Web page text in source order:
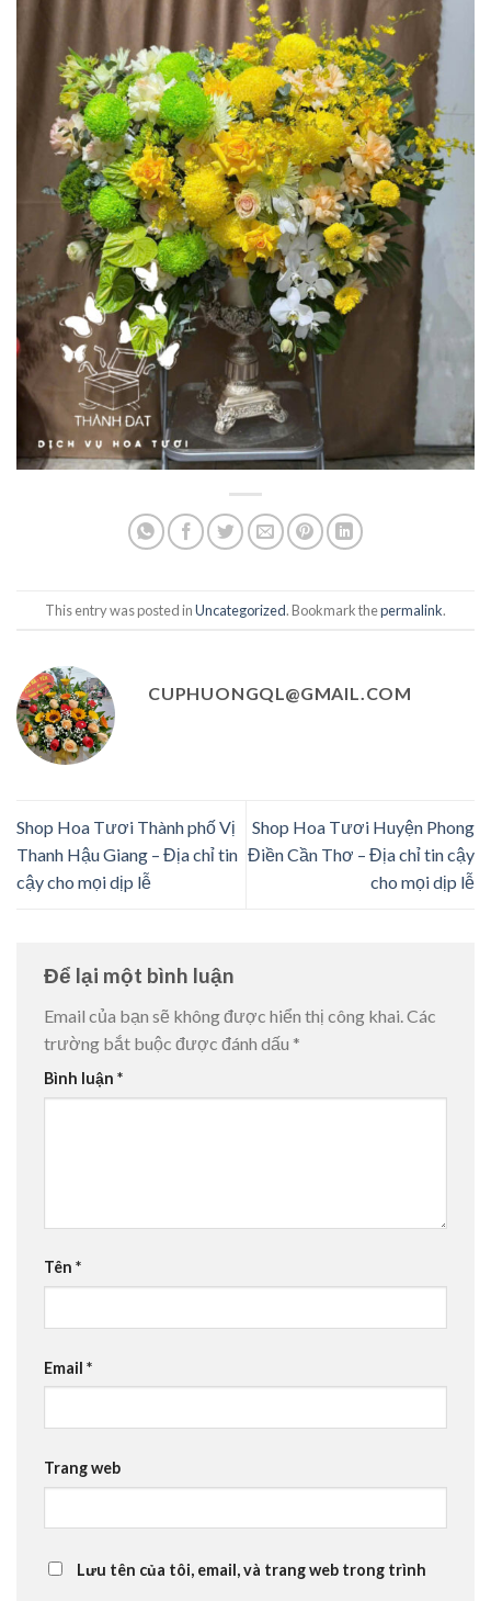
This entry was posted inUncategorized. Bookmark thepermalink.
CUPHUONGQL@GMAIL.COM
Shop Hoa Tươi Thành phố Vị
Thanh Hậu Giang – Địa chỉ tin
cậy cho mọi dịp lễ
Shop Hoa Tươi Huyện Phong
Điền Cần Thơ – Địa chỉ tin cậy
cho mọi dịp lễ
Để lại một bình luận
Email của bạn sẽ không được hiển thị công khai.Các
trường bắt buộc được đánh dấu *
Bình luận *
Tên *
Email *
Trang web
Lưu tên của tôi, email, và trang web trong trình